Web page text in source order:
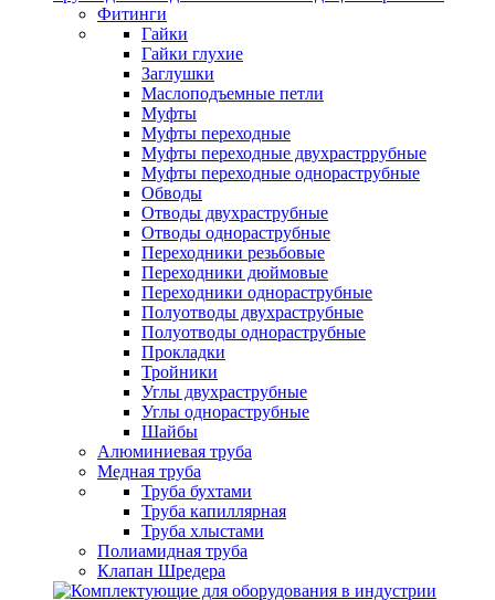
Фитинги
Гайки
Гайки глухие
Заглушки
Маслоподъемные петли
Муфты
Муфты переходные
Муфты переходные двухрастррубные
Муфты переходные однораструбные
Обводы
Отводы двухраструбные
Отводы однораструбные
Переходники резьбовые
Переходники дюймовые
Переходники однораструбные
Полуотводы двухраструбные
Полуотводы однораструбные
Прокладки
Тройники
Углы двухраструбные
Углы однораструбные
Шайбы
Алюминиевая труба
Медная труба
Труба бухтами
Труба капиллярная
Труба хлыстами
Полиамидная труба
Клапан Шредера